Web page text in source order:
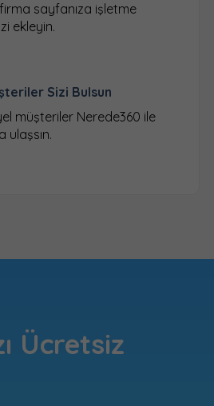
sayfanıza işletme
ekleyin.
Sizi Bulsun
müşteriler Nerede360 ile
ulaşsın.
Ücretsiz